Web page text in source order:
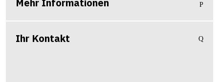
Ihr Kontakt